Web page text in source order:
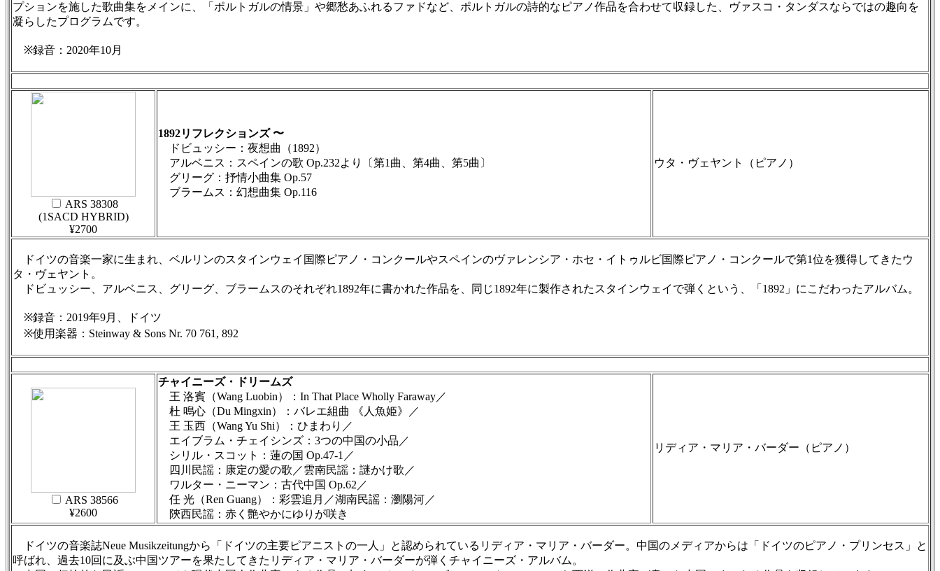
プションを施した歌曲集をメインに、「ポルトガルの情景」や郷愁あふれるファドなど、ポルトガルの詩的なピアノ作品を合わせて収録した、ヴァスコ・タンダスならではの趣向を
凝らしたプログラムです。
※録音：2020年10月
ARS 38308
(1SACD HYBRID)
¥2700
1892リフレクションズ 〜
ドビュッシー：夜想曲（1892）
アルベニス：スペインの歌 Op.232より〔第1曲、第4曲、第5曲〕
グリーグ：抒情小曲集 Op.57
ブラームス：幻想曲集 Op.116
ウタ・ヴェヤント（ピアノ）
ドイツの音楽一家に生まれ、ベルリンのスタインウェイ国際ピアノ・コンクールやスペインのヴァレンシア・ホセ・イトゥルビ国際ピアノ・コンクールで第1位を獲得してきたウ
タ・ヴェヤント。
ドビュッシー、アルベニス、グリーグ、ブラームスのそれぞれ1892年に書かれた作品を、同じ1892年に製作されたスタインウェイで弾くという、「1892」にこだわったアルバム。
※録音：2019年9月、ドイツ
※使用楽器：Steinway & Sons Nr. 70 761, 892
ARS 38566
¥2600
チャイニーズ・ドリームズ
王 洛賓（Wang Luobin）：In That Place Wholly Faraway／
杜 鳴心（Du Mingxin）：バレエ組曲 《人魚姫》／
王 玉西（Wang Yu Shi）：ひまわり／
エイブラム・チェイシンズ：3つの中国の小品／
シリル・スコット：蓮の国 Op.47-1／
四川民謡：康定の愛の歌／雲南民謡：謎かけ歌／
ワルター・ニーマン：古代中国 Op.62／
任 光（Ren Guang）：彩雲追月／湖南民謡：瀏陽河／
陝西民謡：赤く艶やかにゆりが咲き
リディア・マリア・バーダー（ピアノ）
ドイツの音楽誌Neue Musikzeitungから「ドイツの主要ピアニストの一人」と認められているリディア・マリア・バーダー。中国のメディアからは「ドイツのピアノ・プリンセス」と
呼ばれ、過去10回に及ぶ中国ツアーを果たしてきたリディア・マリア・バーダーが弾くチャイニーズ・アルバム。